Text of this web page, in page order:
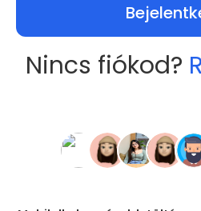
Nincs fiókod?